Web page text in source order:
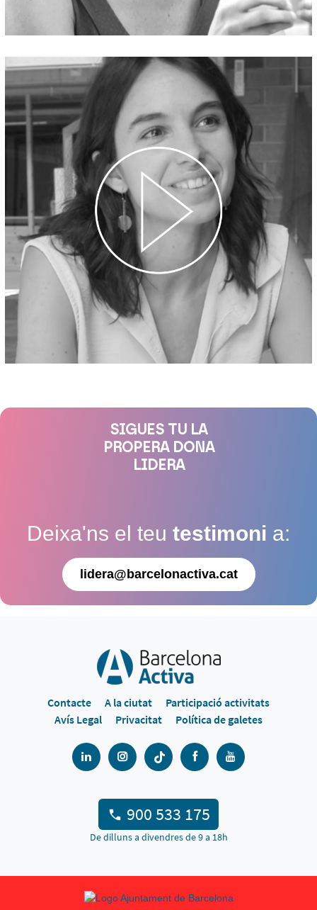
SIGUES TU LA
PROPERA DONA
LIDERA
Deixa'ns el teu testimoni a:
lidera@barcelonactiva.cat
Contacte A la ciutat
Participació activitats
Avís Legal
Privacitat Política de galetes
900 533 175
De dilluns a divendres de 9 a 18h